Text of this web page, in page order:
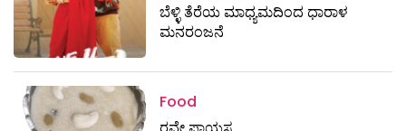
ಬೆಳ್ಳಿ ತೆರೆಯ ಮಾಧ್ಯಮದಿಂದ ಧಾರಾಳ
ಮನರಂಜನೆ
Food